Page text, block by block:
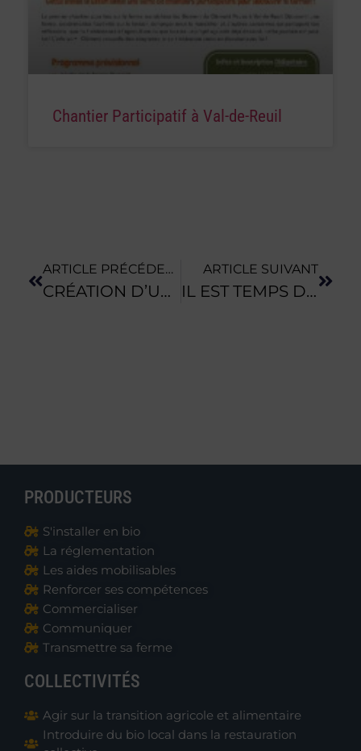
Chantier Participatif à Val-de-Reuil
ARTICLE PRÉCÉDENT
CRÉATION D’UN ESPACE TEST AGRICOLE BIOLOGIQUE À COURCY (50) : APPEL À CANDIDATURES !
ARTICLE SUIVANT
IL EST TEMPS DE FAIRE SA DÉCLARATION PAC !
PRODUCTEURS
S'installer en bio
La réglementation
Les aides mobilisables
Renforcer ses compétences
Commercialiser
Communiquer
Transmettre sa ferme
COLLECTIVITÉS
Agir sur la transition agricole et alimentaire
Introduire du bio local dans la restauration